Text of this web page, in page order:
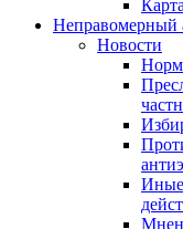
Неправомерный
Новости
Иные